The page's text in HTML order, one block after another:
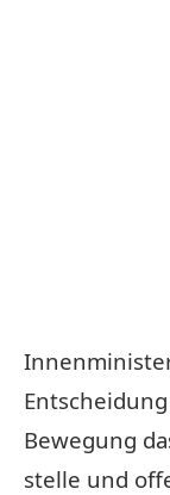
Bewegung
stelle und